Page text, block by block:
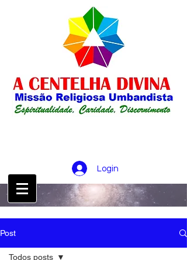
CONTATO :21 98256-0826
Login
Post
Todos posts